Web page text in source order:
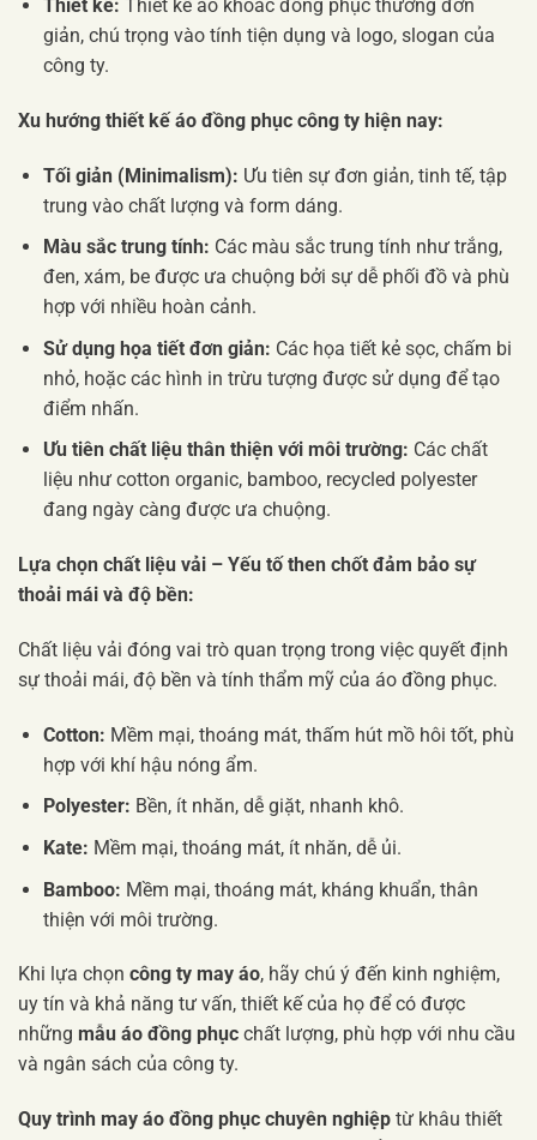
Thiết kế: Thiết kế áo khoác đồng phục thường đơn
giản, chú trọng vào tính tiện dụng và logo, slogan của
công ty.
Xu hướng thiết kế áo đồng phục công ty hiện nay:
Tối giản (Minimalism): Ưu tiên sự đơn giản, tinh tế, tập
trung vào chất lượng và form dáng.
Màu sắc trung tính: Các màu sắc trung tính như trắng,
đen, xám, be được ưa chuộng bởi sự dễ phối đồ và phù
hợp với nhiều hoàn cảnh.
Sử dụng họa tiết đơn giản: Các họa tiết kẻ sọc, chấm bi
nhỏ, hoặc các hình in trừu tượng được sử dụng để tạo
điểm nhấn.
Ưu tiên chất liệu thân thiện với môi trường: Các chất
liệu như cotton organic, bamboo, recycled polyester
đang ngày càng được ưa chuộng.
Lựa chọn chất liệu vải – Yếu tố then chốt đảm bảo sự
thoải mái và độ bền:
Chất liệu vải đóng vai trò quan trọng trong việc quyết định
sự thoải mái, độ bền và tính thẩm mỹ của áo đồng phục.
Cotton: Mềm mại, thoáng mát, thấm hút mồ hôi tốt, phù
hợp với khí hậu nóng ẩm.
Polyester: Bền, ít nhăn, dễ giặt, nhanh khô.
Kate: Mềm mại, thoáng mát, ít nhăn, dễ ủi.
Bamboo: Mềm mại, thoáng mát, kháng khuẩn, thân
thiện với môi trường.
Khi lựa chọn công ty may áo, hãy chú ý đến kinh nghiệm,
uy tín và khả năng tư vấn, thiết kế của họ để có được
những mẫu áo đồng phục chất lượng, phù hợp với nhu cầu
và ngân sách của công ty.
Quy trình may áo đồng phục chuyên nghiệp từ khâu thiết